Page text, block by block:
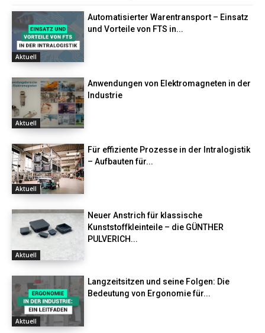
Aktuell
Automatisierter Warentransport – Einsatz
und Vorteile von FTS in...
Aktuell
Anwendungen von Elektromagneten in der
Industrie
Aktuell
Für effiziente Prozesse in der Intralogistik
– Aufbauten für...
Aktuell
Neuer Anstrich für klassische
Kunststoffkleinteile – die GÜNTHER
PULVERICH...
Aktuell
Langzeitsitzen und seine Folgen: Die
Bedeutung von Ergonomie für...